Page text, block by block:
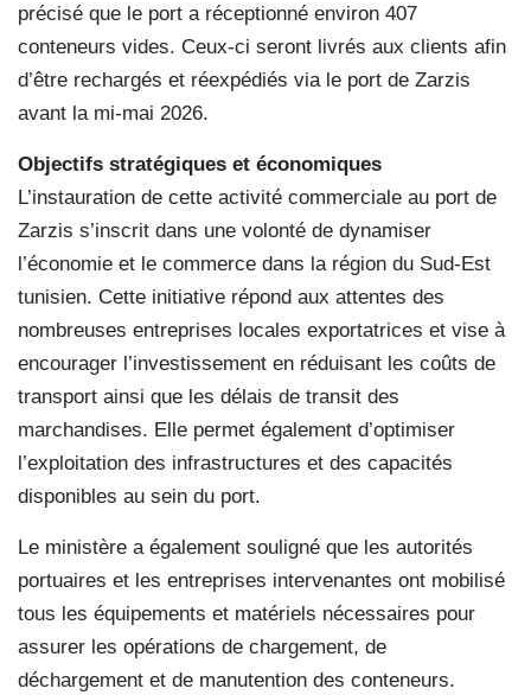
précisé que le port a réceptionné environ 407
conteneurs vides. Ceux-ci seront livrés aux clients afin
d’être rechargés et réexpédiés via le port de Zarzis
avant la mi-mai 2026.
Objectifs stratégiques et économiques
L’instauration de cette activité commerciale au port de
Zarzis s’inscrit dans une volonté de dynamiser
l’économie et le commerce dans la région du Sud-Est
tunisien. Cette initiative répond aux attentes des
nombreuses entreprises locales exportatrices et vise à
encourager l’investissement en réduisant les coûts de
transport ainsi que les délais de transit des
marchandises. Elle permet également d’optimiser
l’exploitation des infrastructures et des capacités
disponibles au sein du port.
Le ministère a également souligné que les autorités
portuaires et les entreprises intervenantes ont mobilisé
tous les équipements et matériels nécessaires pour
assurer les opérations de chargement, de
déchargement et de manutention des conteneurs.